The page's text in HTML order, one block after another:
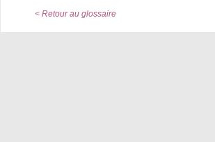
< Retour au glossaire